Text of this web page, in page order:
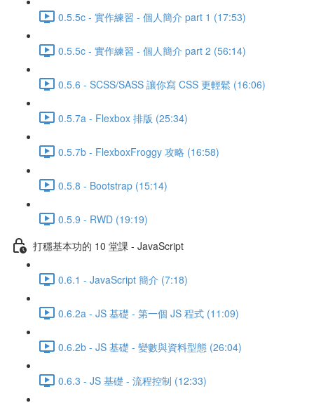
0.5.5c - 實作練習 - 個人簡介 part 1 (17:53)
0.5.5c - 實作練習 - 個人簡介 part 2 (56:14)
0.5.6 - SCSS/SASS 讓你寫 CSS 更輕鬆 (16:06)
0.5.7a - Flexbox 排版 (25:34)
0.5.7b - FlexboxFroggy 攻略 (16:58)
0.5.8 - Bootstrap (15:14)
0.5.9 - RWD (19:19)
打穩基本功的 10 堂課 - JavaScript
0.6.1 - JavaScript 簡介 (7:18)
0.6.2a - JS 基礎 - 第一個 JS 程式 (11:09)
0.6.2b - JS 基礎 - 變數與資料型態 (26:04)
0.6.3 - JS 基礎 - 流程控制 (12:33)